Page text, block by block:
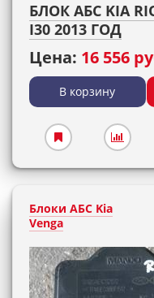
БЛОК АБС KIA
I30 2013 ГОД
Цена: 16 556
В корзину
Блоки АБС Kia
Venga